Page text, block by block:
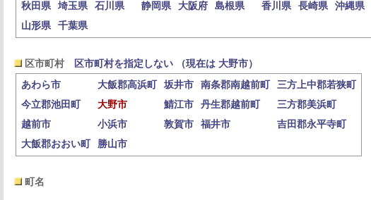
秋田県
埼玉県 石川県 静岡県 大阪府 島根県 香川県 長崎県
沖縄県
山形県
千葉県
区市町村
区市町村を指定しない （現在は 大野市）
あわら市
大飯郡高浜町 坂井市 南条郡南越前町
三方上中郡若狭町
今立郡池田町
大野市 鯖江市 丹生郡越前町
三方郡美浜町
越前市
小浜市 敦賀市 福井市
吉田郡永平寺町
大飯郡おおい町
勝山市
町名